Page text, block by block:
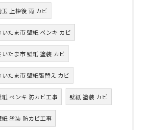
玉 上棟後 雨 カビ
いたま市 壁紙 ペンキ カビ
いたま市 壁紙 塗装 カビ
いたま市 壁紙張替え カビ
紙 ペンキ 防カビ工事 壁紙 塗装 カビ
紙 塗装 防カビ工事